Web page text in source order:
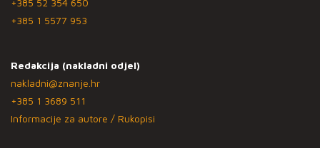
+385 1 5577 953
Redakcija (nakladni odjel)
nakladni@znanje.hr
+385 1 3689 511
Informacije za autore / Rukopisi